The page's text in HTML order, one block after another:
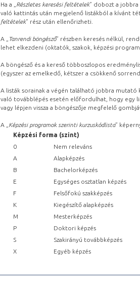
Ha a „ Részletes keresési feltételek” dobozt a
való kattintás után megjelenő listákból a kívánt
feltételek” rész után ellenőrizheti.
A „ Tanrendi böngésző” részben keresés nélkül,
lehet elkezdeni (oktatók, szakok, képzési
A böngésző és a kereső többoszlopos
(egyszer az emelkedő, kétszer a csökkenő
A listák sorainak a végén található jobbra mutató
való továbblépés esetén előfordulhat, hogy egy
vagy lépjen vissza a böngészője megfelelő
A „ Képzési programok szerinti kurzuskódlista”
Képzési forma (szint)
0
Nem releváns
A
Alapképzés
B
Bachelorképzés
E
Egységes osztatlan képzés
F
Felsőfokú szakképzés
K
Kiegészítő alapképzés
M
Mesterképzés
P
Doktori képzés
S
Szakirányú továbbképzés
X
Egyéb képzés